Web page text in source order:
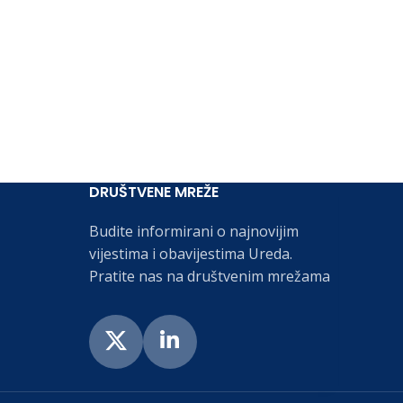
DRUŠTVENE MREŽE
Budite informirani o najnovijim
vijestima i obavijestima Ureda.
Pratite nas na društvenim mrežama